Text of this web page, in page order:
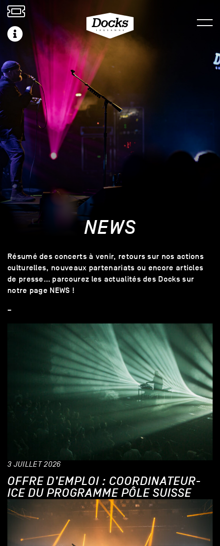
NEWS
Résumé des concerts à venir, retours sur nos actions
culturelles, nouveaux partenariats ou encore articles
de presse… parcourez les actualités des Docks sur
notre page NEWS !
–
3 JUILLET 2026
OFFRE D’EMPLOI : COORDINATEUR-
ICE DU PROGRAMME PÔLE SUISSE